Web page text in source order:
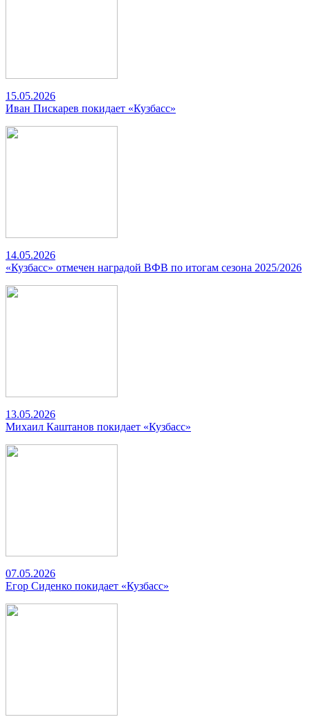
15.05.2026
Иван Пискарев покидает «Кузбасс»
14.05.2026
«Кузбасс» отмечен наградой ВФВ по итогам сезона 2025/2026
13.05.2026
Михаил Каштанов покидает «Кузбасс»
07.05.2026
Егор Сиденко покидает «Кузбасс»